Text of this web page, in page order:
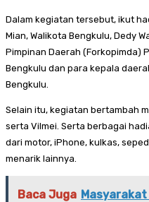
Dalam kegiatan tersebut, ikut
Mian, Walikota Bengkulu, Dedy
Pimpinan Daerah (Forkopimda)
Bengkulu dan para kepala
Bengkulu.
Selain itu, kegiatan bertambah
serta Vilmei. Serta berbagai
dari motor, iPhone, kulkas,
menarik lainnya.
Baca Juga Masyarakat